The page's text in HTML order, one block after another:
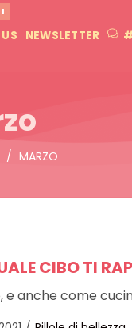
NEWSLETTER
/ MARZO
CIBO TI
anche come